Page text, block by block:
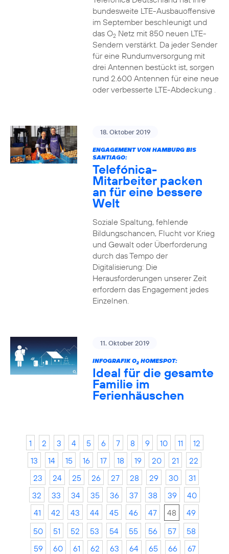
bundesweite LTE-Ausbauoffensive
im September beschleunigt und
das O2Netz mit 850 neuen LTE-
Sendern verstärkt. Da jeder Sender
für eine Rundumversorgung mit
drei Antennen bestückt ist, sorgen
rund 2.600 Antennen für eine neue
oder verbesserte LTE-Abdeckung .
18. Oktober 2019
ENGAGEMENT VON HAMBURG BIS
SANTIAGO:
Telefónica-
Mitarbeiter packen
an für eine bessere
Welt
Soziale Spaltung, fehlende
Bildungschancen, Flucht vor Krieg
und Gewalt oder Überforderung
durch das Tempo der
Digitalisierung: Die
Herausforderungen unserer Zeit
erfordern das Engagement jedes
Einzelnen.
11. Oktober 2019
INFOGRAFIK O2HOMESPOT:
Ideal für die gesamte
Familie im
Ferienhäuschen
1 2 3 4 5 6 7 8 9 10 11
12
13
14 15 16 17 18 19 20 21
22
23
24 25 26 27 28 29 30
31
32
33 34 35 36 37 38 39
40
41
42 43 44 45 46 47 48
49
50
51 52 53 54 55 56 57
58
59
60 61 62 63 64 65 66
67